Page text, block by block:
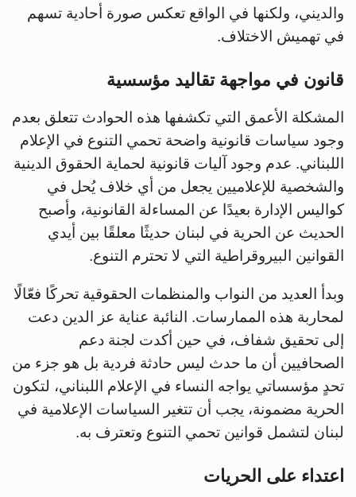
والديني، ولكنها في الواقع تعكس صورة أحادية تسهم
في تهميش الاختلاف.
قانون في مواجهة تقاليد مؤسسية
المشكلة الأعمق التي تكشفها هذه الحوادث تتعلق بعدم
وجود سياسات قانونية واضحة تحمي التنوع في الإعلام
اللبناني. عدم وجود آليات قانونية لحماية الحقوق الدينية
والشخصية للإعلاميين يجعل من أي خلاف يُحل في
كواليس الإدارة بعيدًا عن المساءلة القانونية، وأصبح
الحديث عن الحرية في لبنان حديثًا معلقًا بين أيدي
القوانين البيروقراطية التي لا تحترم التنوع.
وبدأ العديد من النواب والمنظمات الحقوقية تحركًا فعّالًا
لمحاربة هذه الممارسات. النائبة عناية عز الدين دعت
إلى تحقيق شفاف، في حين أكدت لجنة دعم
الصحافيين أن ما حدث ليس حادثة فردية بل هو جزء من
تحدٍ مؤسساتي يواجه النساء في الإعلام اللبناني، لتكون
الحرية مضمونة، يجب أن تتغير السياسات الإعلامية في
لبنان لتشمل قوانين تحمي التنوع وتعترف به.
اعتداء على الحريات